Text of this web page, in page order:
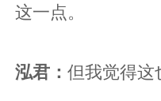
这一点。
泓君：但我觉得这